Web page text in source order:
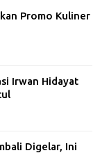
Promo Kuliner
Irwan Hidayat
Digelar, Ini